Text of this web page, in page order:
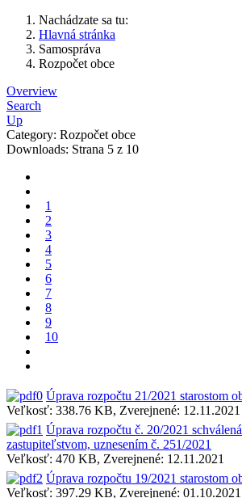
Nachádzate sa tu:
Hlavná stránka
Samospráva
Rozpočet obce
Overview
Search
Up
Category: Rozpočet obce
Downloads: Strana 5 z 10
1
2
3
4
5
6
7
8
9
10
Úprava rozpočtu 21/2021 starostom
Veľkosť: 338.76 KB, Zverejnené: 12.11.2021
Úprava rozpočtu č. 20/2021
zastupiteľstvom, uznesením č. 251/2021
Veľkosť: 470 KB, Zverejnené: 12.11.2021
Úprava rozpočtu 19/2021 starostom
Veľkosť: 397.29 KB, Zverejnené: 01.10.2021